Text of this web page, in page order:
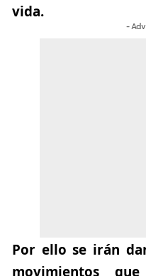
vida.
-
Por ello se irán
movimientos